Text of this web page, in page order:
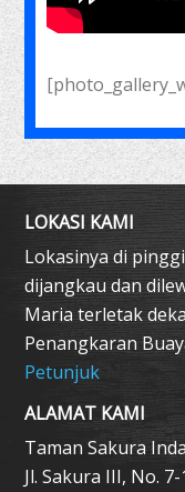
LOKASI KAMI
Lokasinya di
dijangkau dan
Maria terletak
Penangkaran
Petunjuk
ALAMAT KAMI
Taman Sakura
Jl. Sakura III, No. 7-